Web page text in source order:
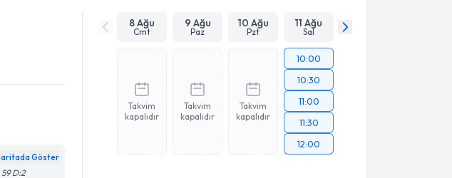
Göster
D:2
8 Ağu
Cmt
9 Ağu
Paz
10 Ağu
Pzt
11 Ağu
Sal
Takvim
kapalıdır
Takvim
kapalıdır
Takvim
kapalıdır
10:00
10:30
11:00
11:30
12:00